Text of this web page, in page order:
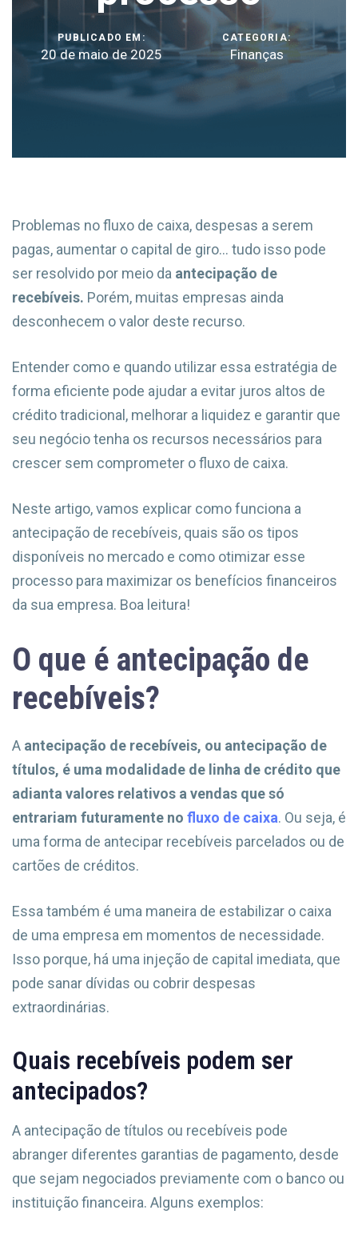
PUBLICADO EM:
20 de maio de 2025
CATEGORIA:
Finanças
Problemas no fluxo de caixa, despesas a serem
pagas, aumentar o capital de giro… tudo isso pode
ser resolvido por meio da antecipação de
recebíveis. Porém, muitas empresas ainda
desconhecem o valor deste recurso.
Entender como e quando utilizar essa estratégia de
forma eficiente pode ajudar a evitar juros altos de
crédito tradicional, melhorar a liquidez e garantir que
seu negócio tenha os recursos necessários para
crescer sem comprometer o fluxo de caixa.
Neste artigo, vamos explicar como funciona a
antecipação de recebíveis, quais são os tipos
disponíveis no mercado e como otimizar esse
processo para maximizar os benefícios financeiros
da sua empresa. Boa leitura!
O que é antecipação de
recebíveis?
A antecipação de recebíveis, ou antecipação de
títulos, é uma modalidade de linha de crédito que
adianta valores relativos a vendas que só
entrariam futuramente no fluxo de caixa. Ou seja, é
uma forma de antecipar recebíveis parcelados ou de
cartões de créditos.
Essa também é uma maneira de estabilizar o caixa
de uma empresa em momentos de necessidade.
Isso porque, há uma injeção de capital imediata, que
pode sanar dívidas ou cobrir despesas
extraordinárias.
Quais recebíveis podem ser
antecipados?
A antecipação de títulos ou recebíveis pode
abranger diferentes garantias de pagamento, desde
que sejam negociados previamente com o banco ou
instituição financeira. Alguns exemplos: